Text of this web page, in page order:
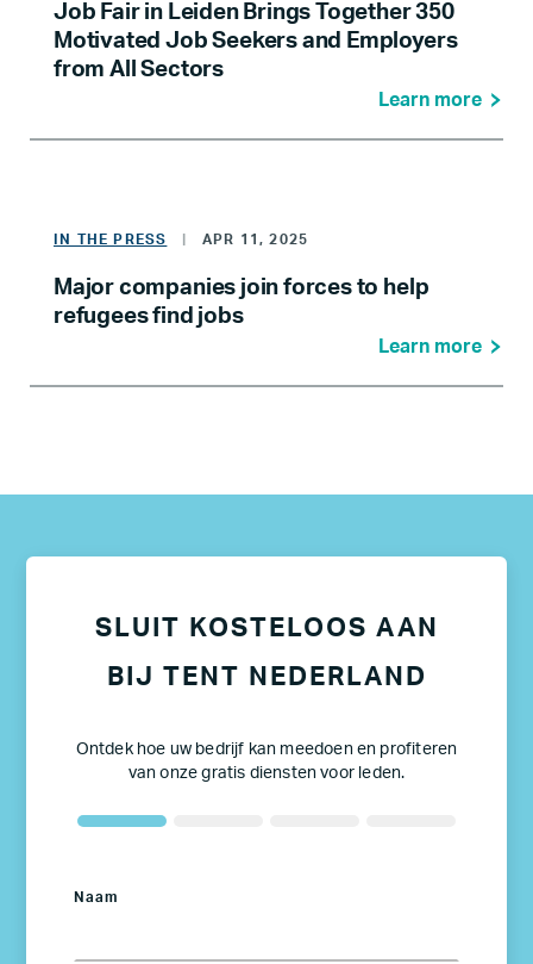
Job Fair in Leiden Brings Together 350
Motivated Job Seekers and Employers
from All Sectors
Learn more
IN THE PRESS APR 11, 2025
Major companies join forces to help
refugees find jobs
Learn more
SLUIT KOSTELOOS AAN
BIJ TENT NEDERLAND
Ontdek hoe uw bedrijf kan meedoen en profiteren
van onze gratis diensten voor leden.
Naam